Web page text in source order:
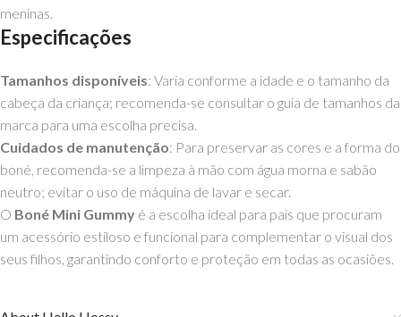
meninas.
Especificações
Tamanhos disponíveis: Varia conforme a idade e o tamanho da
cabeça da criança; recomenda-se consultar o guia de tamanhos da
marca para uma escolha precisa.
Cuidados de manutenção: Para preservar as cores e a forma do
boné, recomenda-se a limpeza à mão com água morna e sabão
neutro; evitar o uso de máquina de lavar e secar.
O Boné Mini Gummy é a escolha ideal para pais que procuram
um acessório estiloso e funcional para complementar o visual dos
seus filhos, garantindo conforto e proteção em todas as ocasiões.